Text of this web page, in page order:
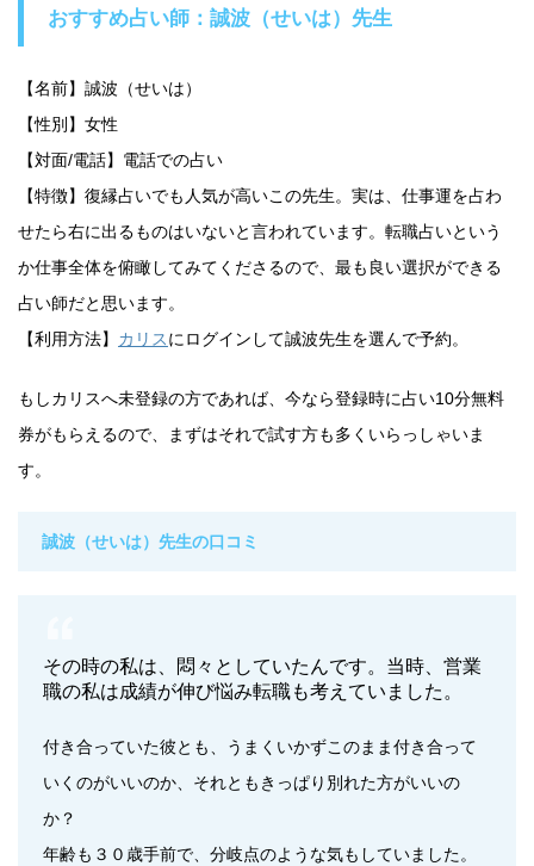
おすすめ占い師：誠波（せいは）先生
【名前】誠波（せいは）
【性別】女性
【対面/電話】電話での占い
【特徴】復縁占いでも人気が高いこの先生。実は、仕事運を占わ
せたら右に出るものはいないと言われています。転職占いという
か仕事全体を俯瞰してみてくださるので、最も良い選択ができる
占い師だと思います。
【利用方法】 カリスにログインして誠波先生を選んで予約。
もしカリスへ未登録の方であれば、今なら登録時に占い10分無料
券がもらえるので、まずはそれで試す方も多くいらっしゃいま
す。
誠波（せいは）先生の口コミ
その時の私は、悶々としていたんです。当時、営業
職の私は成績が伸び悩み転職も考えていました。
付き合っていた彼とも、うまくいかずこのまま付き合って
いくのがいいのか、それともきっぱり別れた方がいいの
か？
年齢も３０歳手前で、分岐点のような気もしていました。